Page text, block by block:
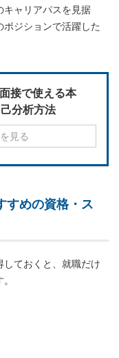
キャリアパスを見据
ジションで活躍した
接で使える本
分析方法
見る
すめの資格・ス
ておくと、就職だけ